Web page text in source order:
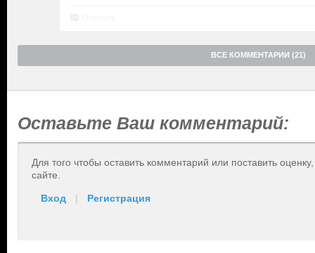
ВСЕ КОММЕНТАРИИ (21)
Оставьте Ваш комментарий:
Для того чтобы оставить комментарий или поставить
сайте.
Вход | Регистрация